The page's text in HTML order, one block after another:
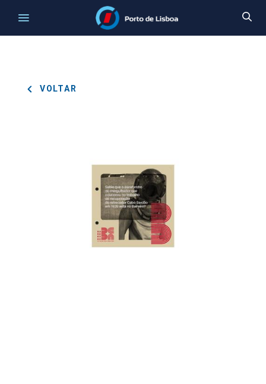
VOLTAR